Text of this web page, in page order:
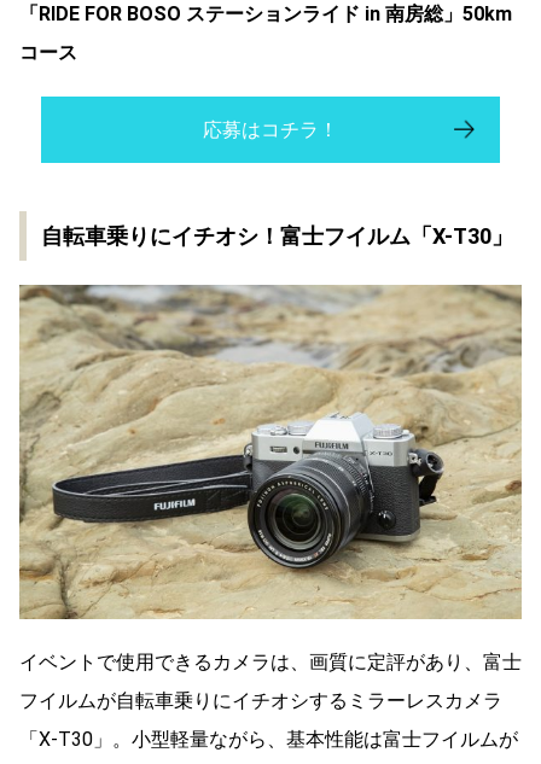
「RIDE FOR BOSO ステーションライド in 南房総」50km
コース
応募はコチラ！
自転車乗りにイチオシ！富士フイルム「X-T30」
イベントで使用できるカメラは、画質に定評があり、富士
フイルムが自転車乗りにイチオシするミラーレスカメラ
「X-T30」。小型軽量ながら、基本性能は富士フイルムが